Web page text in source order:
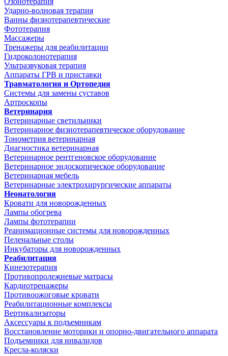
Ударно-волновая терапия
Ванны физиотерапевтические
Фототерапия
Массажеры
Тренажеры для реабилитации
Гидроколонотерапия
Ультразвуковая терапия
Аппараты ГРВ и приставки
Травматология и Ортопедия
Системы для замены суставов
Артроскопы
Ветеринария
Ветеринарные светильники
Ветеринарное физиотерапевтическое оборудование
Тонометрия ветеринарная
Диагностика ветеринарная
Ветеринарное рентгеновское оборудование
Ветеринарное эндоскопическое оборудование
Ветеринарная мебель
Ветеринарные электрохирургические аппараты
Неонатология
Кровати для новорожденных
Лампы обогрева
Лампы фототерапии
Реанимационные системы для новорожденных
Пеленальные столы
Инкубаторы для новорожденных
Реабилитация
Кинезотерапия
Противопролежневые матрасы
Кардиотренажеры
Противоожоговые кровати
Реабилитационные комплексы
Вертикализаторы
Аксессуары к подъемникам
Восстановление моторики и опорно-двигательного аппарата
Подъемники для инвалидов
Кресла-коляски